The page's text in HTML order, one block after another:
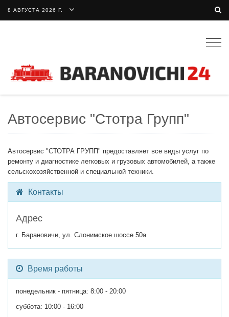
8 АВГУСТА 2026 Г.
Автосервис "Стотра Групп"
Автосервис "СТОТРА ГРУПП" предоставляет все виды услуг по
ремонту и диагностике легковых и грузовых автомобилей, а также
сельскохозяйственной и специальной техники.
Контакты
Адрес
г. Барановичи, ул. Слонимское шоссе 50а
Время работы
понедельник - пятница: 8:00 - 20:00
суббота: 10:00 - 16:00